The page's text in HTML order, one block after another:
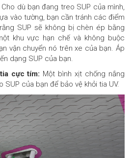
Cho dù bạn đang treo SUP của mình,
vào tường, bạn cần tránh các điểm
SUP sẽ không bị chèn ép bằng
khu vực hạn chế và không buộc
vận chuyển nó trên xe của bạn. Áp
dạng SUP của bạn.
cực tím: Một bình xịt chống nắng
của bạn để bảo vệ khỏi tia UV.